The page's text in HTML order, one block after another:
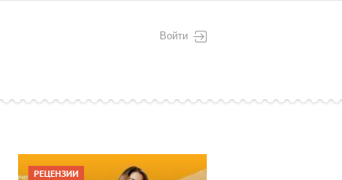
Войти
РЕЦЕНЗИИ